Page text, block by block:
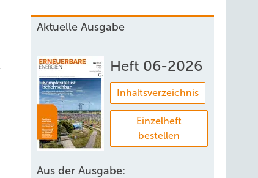
Aktuelle Ausgabe
Heft 06-2026
Inhaltsverzeichnis
Einzelheft
bestellen
Aus der Ausgabe: